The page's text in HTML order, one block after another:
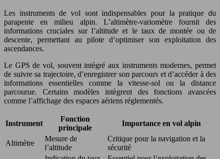
Les instruments de vol sont indispensables pour la pratique du
parapente en milieu alpin. L’altimètre-variomètre fournit des
informations cruciales sur l’altitude et le taux de montée ou de
descente, permettant au pilote d’optimiser son exploitation des
ascendances.
Le GPS de vol, souvent intégré aux instruments modernes, permet
de suivre sa trajectoire, d’enregistrer son parcours et d’accéder à des
informations essentielles comme la vitesse-sol ou la distance
parcourue. Certains modèles intègrent des fonctions avancées
comme l’affichage des espaces aériens réglementés.
Instrument
Fonction
principale
Importance en vol alpin
Altimètre
Mesure de
l’altitude
Critique pour la navigation et la
sécurité